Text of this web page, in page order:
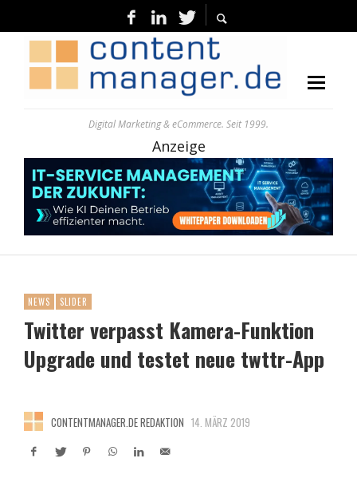
Digital Marketing & eCommerce. Seit 1999.
Anzeige
NEWS SLIDER
Twitter verpasst Kamera-Funktion
Upgrade und testet neue twttr-App
CONTENTMANAGER.DE REDAKTION 14. MÄRZ 2019